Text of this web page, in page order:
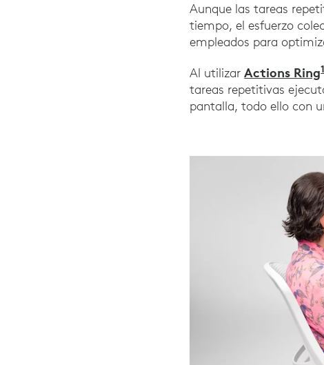
Aunque las tareas
tiempo, el esfuerzo
empleados para
Al utilizarActions Ring1
tareas repetitivas
pantalla, todo ello con